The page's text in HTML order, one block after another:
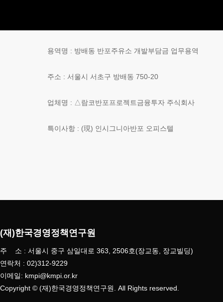
용역명 : 방배동 반포주유소 개발부담금 업무용역
주소 : 서울시 서초구 방배동 750-20
업체명 : △람코반포프로젝트금융투자 주식회사
특이사항 : (現) 인시그니아반포 오피스텔
(재)한국경영정책연구원
주 소 : 서울시 중구 삼일대로 363, 2506호(장교동, 장교빌딩)
연락처 : 02)312-9229
이메일: kmpi@kmpi.or.kr
Copyright © (재)한국경영정책연구원. All Rights reserved.